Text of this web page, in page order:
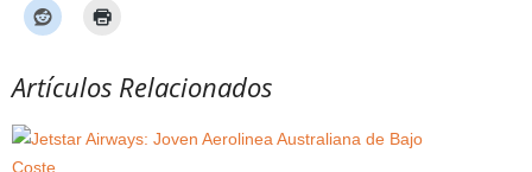
Artículos Relacionados